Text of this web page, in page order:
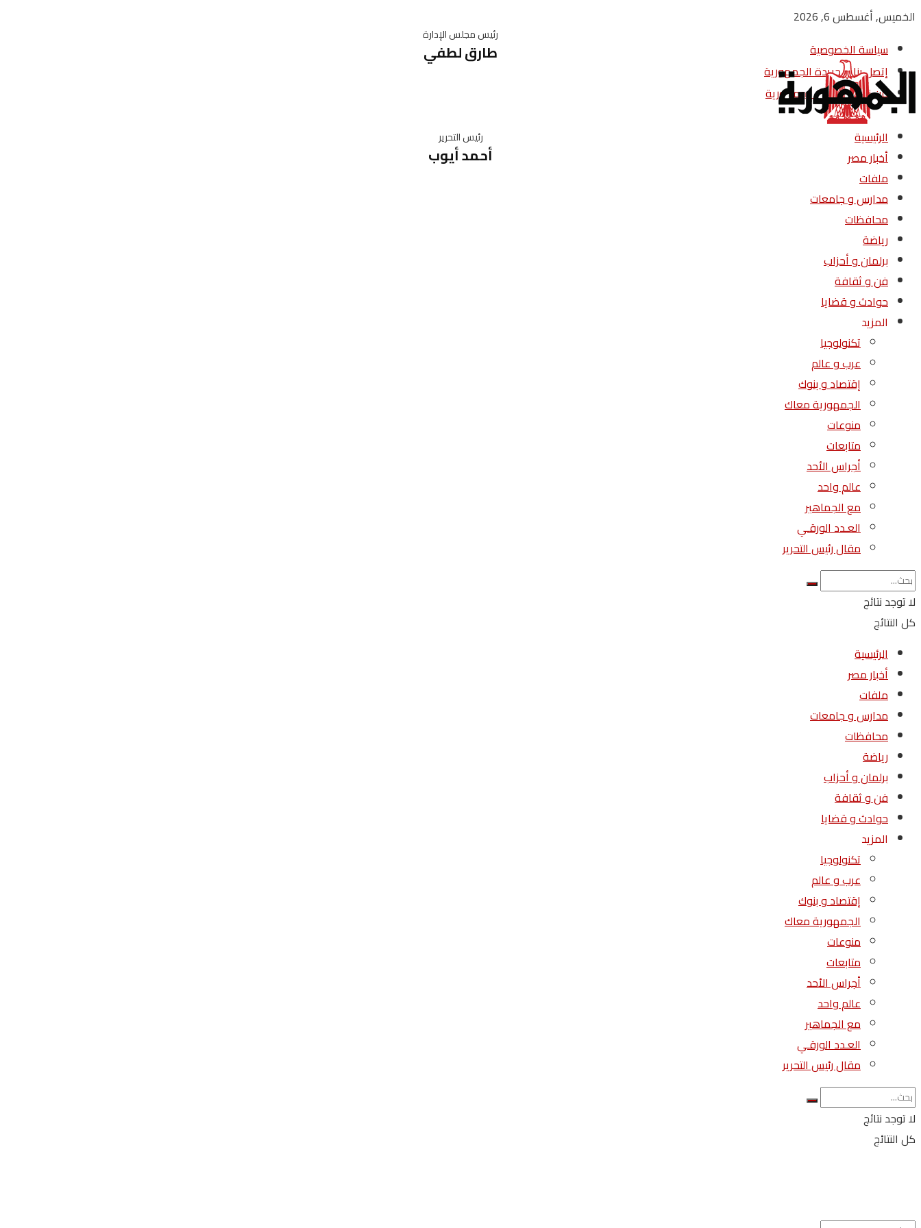
الخميس, أغسطس 6, 2026
سياسة الخصوصية
إتصل بنا – جريدة الجمهورية
من نحن – جريدة الجمهورية
رئيس مجلس الإدارة
طارق لطفي
رئيس التحرير
أحمد أيوب
الرئيسية
أخبار مصر
ملفات
مدارس و جامعات
محافظات
رياضة
برلمان و أحزاب
فن و ثقافة
حوادث و قضايا
المزيد
تكنولوجيا
عرب و عالم
إقتصاد و بنوك
الجمهورية معاك
منوعات
متابعات
أجراس الأحد
عالم واحد
مع الجماهير
العـدد الورقـي
مقال رئيس التحرير
لا توجد نتائج
كل النتائج
الرئيسية
أخبار مصر
ملفات
مدارس و جامعات
محافظات
رياضة
برلمان و أحزاب
فن و ثقافة
حوادث و قضايا
المزيد
تكنولوجيا
عرب و عالم
إقتصاد و بنوك
الجمهورية معاك
منوعات
متابعات
أجراس الأحد
عالم واحد
مع الجماهير
العـدد الورقـي
مقال رئيس التحرير
لا توجد نتائج
كل النتائج